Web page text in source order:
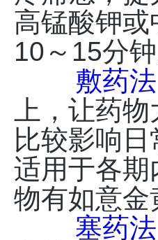
高锰酸钾
10～15分钟
敷药法
上，让药
比较影响
适用于各
物有如意
塞药法